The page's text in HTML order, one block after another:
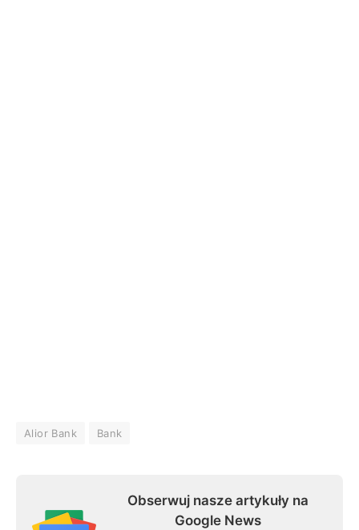
Alior Bank Bank
Obserwuj nasze artykuły na
Google News